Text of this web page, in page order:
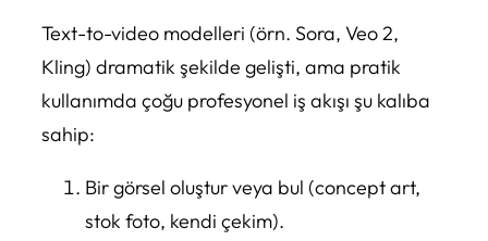
Text-to-video modelleri (örn. Sora, Veo 2,
Kling) dramatik şekilde gelişti, ama pratik
kullanımda çoğu profesyonel iş akışı şu kalıba
sahip:
Bir görsel oluştur veya bul (concept art,
stok foto, kendi çekim).